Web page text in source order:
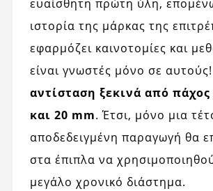
ευαίσθητη πρώτη ύλη,
ιστορία της μάρκας της
εφαρμόζει καινοτομίες και
είναι γνωστές μόνο σε αυτούς!
αντίσταση ξεκινά από πάχος
και 20 mm. Έτσι, μόνο μια
αποδεδειγμένη παραγωγή θα
στα έπιπλα να
μεγάλο χρονικό διάστημα.